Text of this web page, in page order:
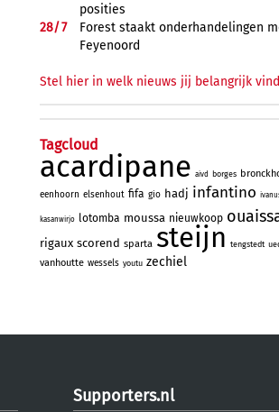
posities
28/7
Forest staakt onderhandelingen
Feyenoord
Stel hier in welk nieuws jij belangrijk
Tagcloud
acardipane aivd borges
eenhoorn elsenhout fifa gio hadj infantino
kasanwirjo lotomba moussa nieuwkoop
rigaux scorend sparta steijn tengstedt
vanhoutte wessels youtu zechiel
Supporters.nl